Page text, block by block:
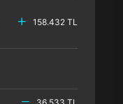
158.432 TL